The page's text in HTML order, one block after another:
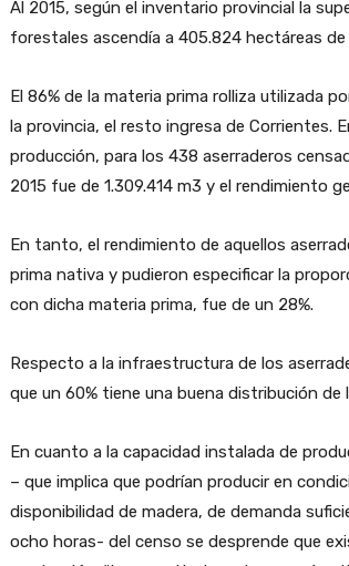
Al 2015, según el inventario provincial la
forestales ascendía a 405.824 hectáreas de
El 86% de la materia prima rolliza utilizada
la provincia, el resto ingresa de Corrientes.
producción, para los 438 aserraderos
2015 fue de 1.309.414 m3 y el rendimiento
En tanto, el rendimiento de aquellos
prima nativa y pudieron especificar la
con dicha materia prima, fue de un 28%.
Respecto a la infraestructura de los
que un 60% tiene una buena distribución de
En cuanto a la capacidad instalada de
– que implica que podrían producir en
disponibilidad de madera, de demanda
ocho horas- del censo se desprende que